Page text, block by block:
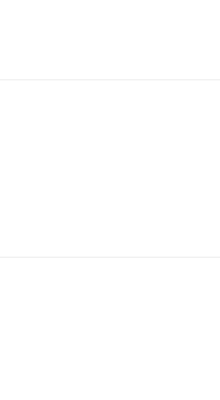
в 2011 году и расположенная в
объединяющей
локальных
локальных дизайнерских